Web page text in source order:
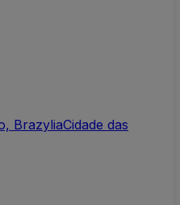
BrazyliaCidade das